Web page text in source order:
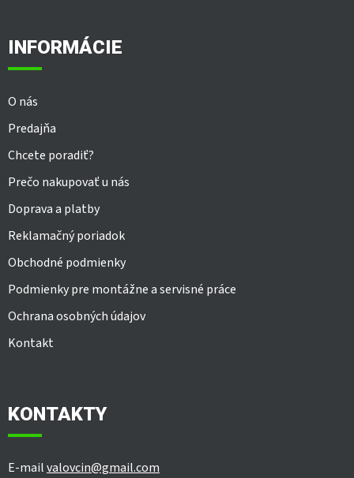
INFORMÁCIE
O nás
Predajňa
Chcete poradiť?
Prečo nakupovať u nás
Doprava a platby
Reklamačný poriadok
Obchodné podmienky
Podmienky pre montážne a servisné práce
Ochrana osobných údajov
Kontakt
KONTAKTY
E-mailvalovcin@gmail.com